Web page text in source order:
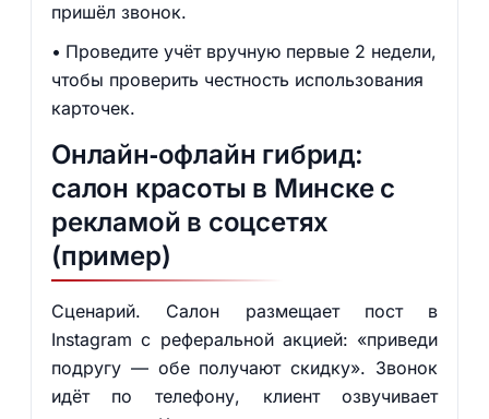
пришёл звонок.
Проведите учёт вручную первые 2 недели,
чтобы проверить честность использования
карточек.
Онлайн‑офлайн гибрид:
салон красоты в Минске с
рекламой в соцсетях
(пример)
Сценарий. Салон размещает пост в
Instagram с реферальной акцией: «приведи
подругу — обе получают скидку». Звонок
идёт по телефону, клиент озвучивает